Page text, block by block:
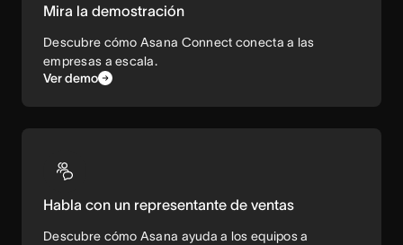
Mira la demostración
Descubre cómo Asana Connect conecta a las
empresas a escala.
Ver demo
Habla con un representante de ventas
Descubre cómo Asana ayuda a los equipos a